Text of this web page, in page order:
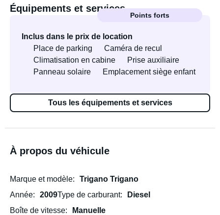
Équipements et services
Points forts
Inclus dans le prix de location
Place de parking
Caméra de recul
Climatisation en cabine
Prise auxiliaire
Panneau solaire
Emplacement siège enfant
Tous les équipements et services
À propos du véhicule
Marque et modèle
Trigano Trigano
Année
2009Type de carburant
Diesel
Boîte de vitesse
Manuelle